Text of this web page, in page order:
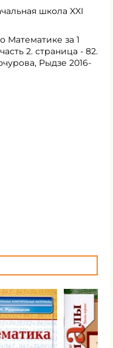
школа XXI
за 1
2. страница - 82.
Рыдзе 2016-